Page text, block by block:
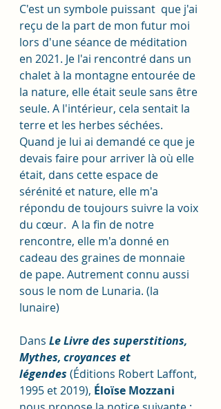
C'est un symbole puissant  que j'ai
reçu de la part de mon futur moi
lors d'une séance de méditation
en 2021. Je l'ai rencontré dans un
chalet à la montagne entourée de
la nature, elle était seule sans être
seule. A l'intérieur, cela sentait la
terre et les herbes séchées.
Quand je lui ai demandé ce que je
devais faire pour arriver là où elle
était, dans cette espace de
sérénité et nature, elle m'a
répondu de toujours suivre la voix
du cœur.  A la fin de notre
rencontre, elle m'a donné en
cadeau des graines de monnaie
de pape. Autrement connu aussi
sous le nom de Lunaria. (la
lunaire)
Dans Le Livre des superstitions,
Mythes, croyances et
légendes (Éditions Robert Laffont,
1995 et 2019), Éloïse Mozzani